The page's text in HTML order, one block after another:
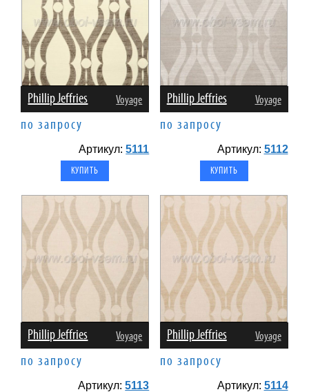
Phillip Jeffries Voyage
по запросу
Артикул:5111
Phillip Jeffries Voyage
по запросу
Артикул: 5112
Phillip Jeffries Voyage
по запросу
Артикул:5113
Phillip Jeffries Voyage
по запросу
Артикул: 5114